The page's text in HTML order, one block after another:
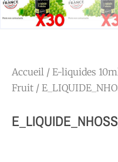
Accueil / E-liquides
Fruit /